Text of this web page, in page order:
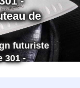
de
futuriste
301 -